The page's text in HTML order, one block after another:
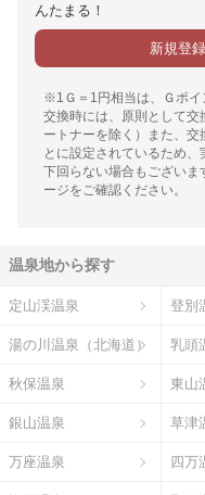
んたまる！
新規登
※1Ｇ＝1円相当は、Ｇポイ
交換時には、原則として交
ートナーを除く）また、
とに設定されているため
下回らない場合もございま
ージをご確認ください。
温泉地から探す
定山渓温泉 登別
湯の川温泉（北海道） 乳頭
秋保温泉 東山
銀山温泉 草津
万座温泉 四万